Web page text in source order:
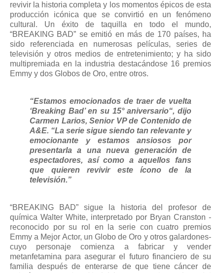
revivir la historia completa y los momentos épicos de esta
producción icónica que se convirtió en un fenómeno
cultural. Un éxito de taquilla en todo el mundo,
“BREAKING BAD” se emitió en más de 170 países, ha
sido referenciada en numerosas películas, series de
televisión y otros medios de entretenimiento; y ha sido
multipremiada en la industria destacándose 16 premios
Emmy y dos Globos de Oro, entre otros.
“Estamos emocionados de traer de vuelta
‘Breaking Bad’ en su 15° aniversario“, dijo
Carmen Larios, Senior VP de Contenido de
A&E. “La serie sigue siendo tan relevante y
emocionante y estamos ansiosos por
presentarla a una nueva generación de
espectadores, así como a aquellos fans
que quieren revivir este ícono de la
televisión.”
“BREAKING BAD” sigue la historia del profesor de
química Walter White, interpretado por Bryan Cranston -
reconocido por su rol en la serie con cuatro premios
Emmy a Mejor Actor, un Globo de Oro y otros galardones-
cuyo personaje comienza a fabricar y vender
metanfetamina para asegurar el futuro financiero de su
familia después de enterarse de que tiene cáncer de